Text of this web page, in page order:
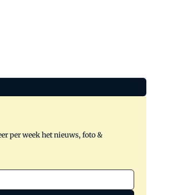
per week het nieuws, foto &